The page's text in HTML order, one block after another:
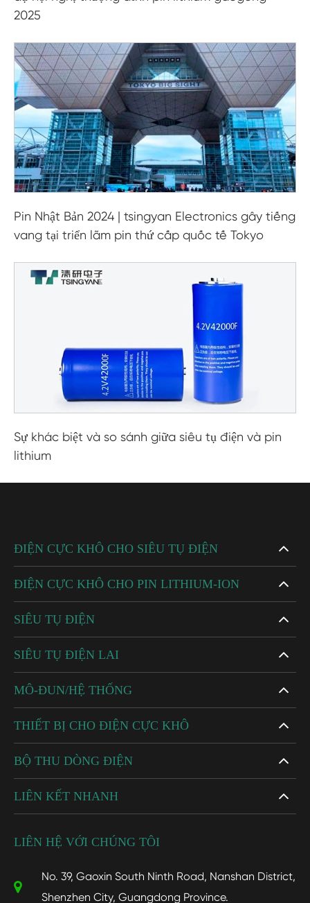
2025
Pin Nhật Bản 2024 | tsingyan Electronics gây tiếng
vang tại triển lãm pin thứ cấp quốc tế Tokyo
Sự khác biệt và so sánh giữa siêu tụ điện và pin
lithium
ĐIỆN CỰC KHÔ CHO SIÊU TỤ ĐIỆN
ĐIỆN CỰC KHÔ CHO PIN LITHIUM-ION
SIÊU TỤ ĐIỆN
SIÊU TỤ ĐIỆN LAI
MÔ-ĐUN/HỆ THỐNG
THIẾT BỊ CHO ĐIỆN CỰC KHÔ
BỘ THU DÒNG ĐIỆN
LIÊN KẾT NHANH
LIÊN HỆ VỚI CHÚNG TÔI
No. 39, Gaoxin South Ninth Road, Nanshan District,
Shenzhen City, Guangdong Province.